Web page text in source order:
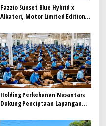
Fazzio Sunset Blue Hybrid x
Alkateri, Motor Limited Edition
Future Lo
Holding Perkebunan Nusantara
Dukung Penciptaan Lapangan
Pekerja di Pabrik Tembakau